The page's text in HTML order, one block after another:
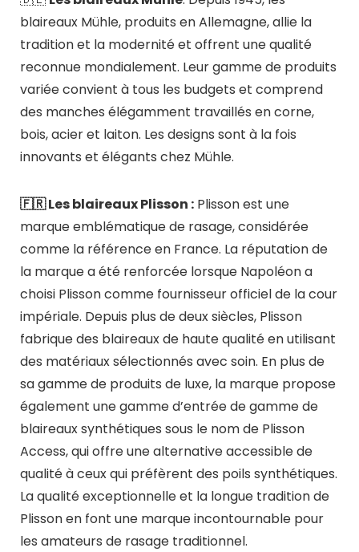
blaireaux Mühle, produits en Allemagne, allie la
tradition et la modernité et offrent une qualité
reconnue mondialement. Leur gamme de produits
variée convient à tous les budgets et comprend
des manches élégamment travaillés en corne,
bois, acier et laiton. Les designs sont à la fois
innovants et élégants chez Mühle.
🇫🇷 Les blaireaux Plisson : Plisson est une
marque emblématique de rasage, considérée
comme la référence en France. La réputation de
la marque a été renforcée lorsque Napoléon a
choisi Plisson comme fournisseur officiel de la cour
impériale. Depuis plus de deux siècles, Plisson
fabrique des blaireaux de haute qualité en utilisant
des matériaux sélectionnés avec soin. En plus de
sa gamme de produits de luxe, la marque propose
également une gamme d’entrée de gamme de
blaireaux synthétiques sous le nom de Plisson
Access, qui offre une alternative accessible de
qualité à ceux qui préfèrent des poils synthétiques.
La qualité exceptionnelle et la longue tradition de
Plisson en font une marque incontournable pour
les amateurs de rasage traditionnel.